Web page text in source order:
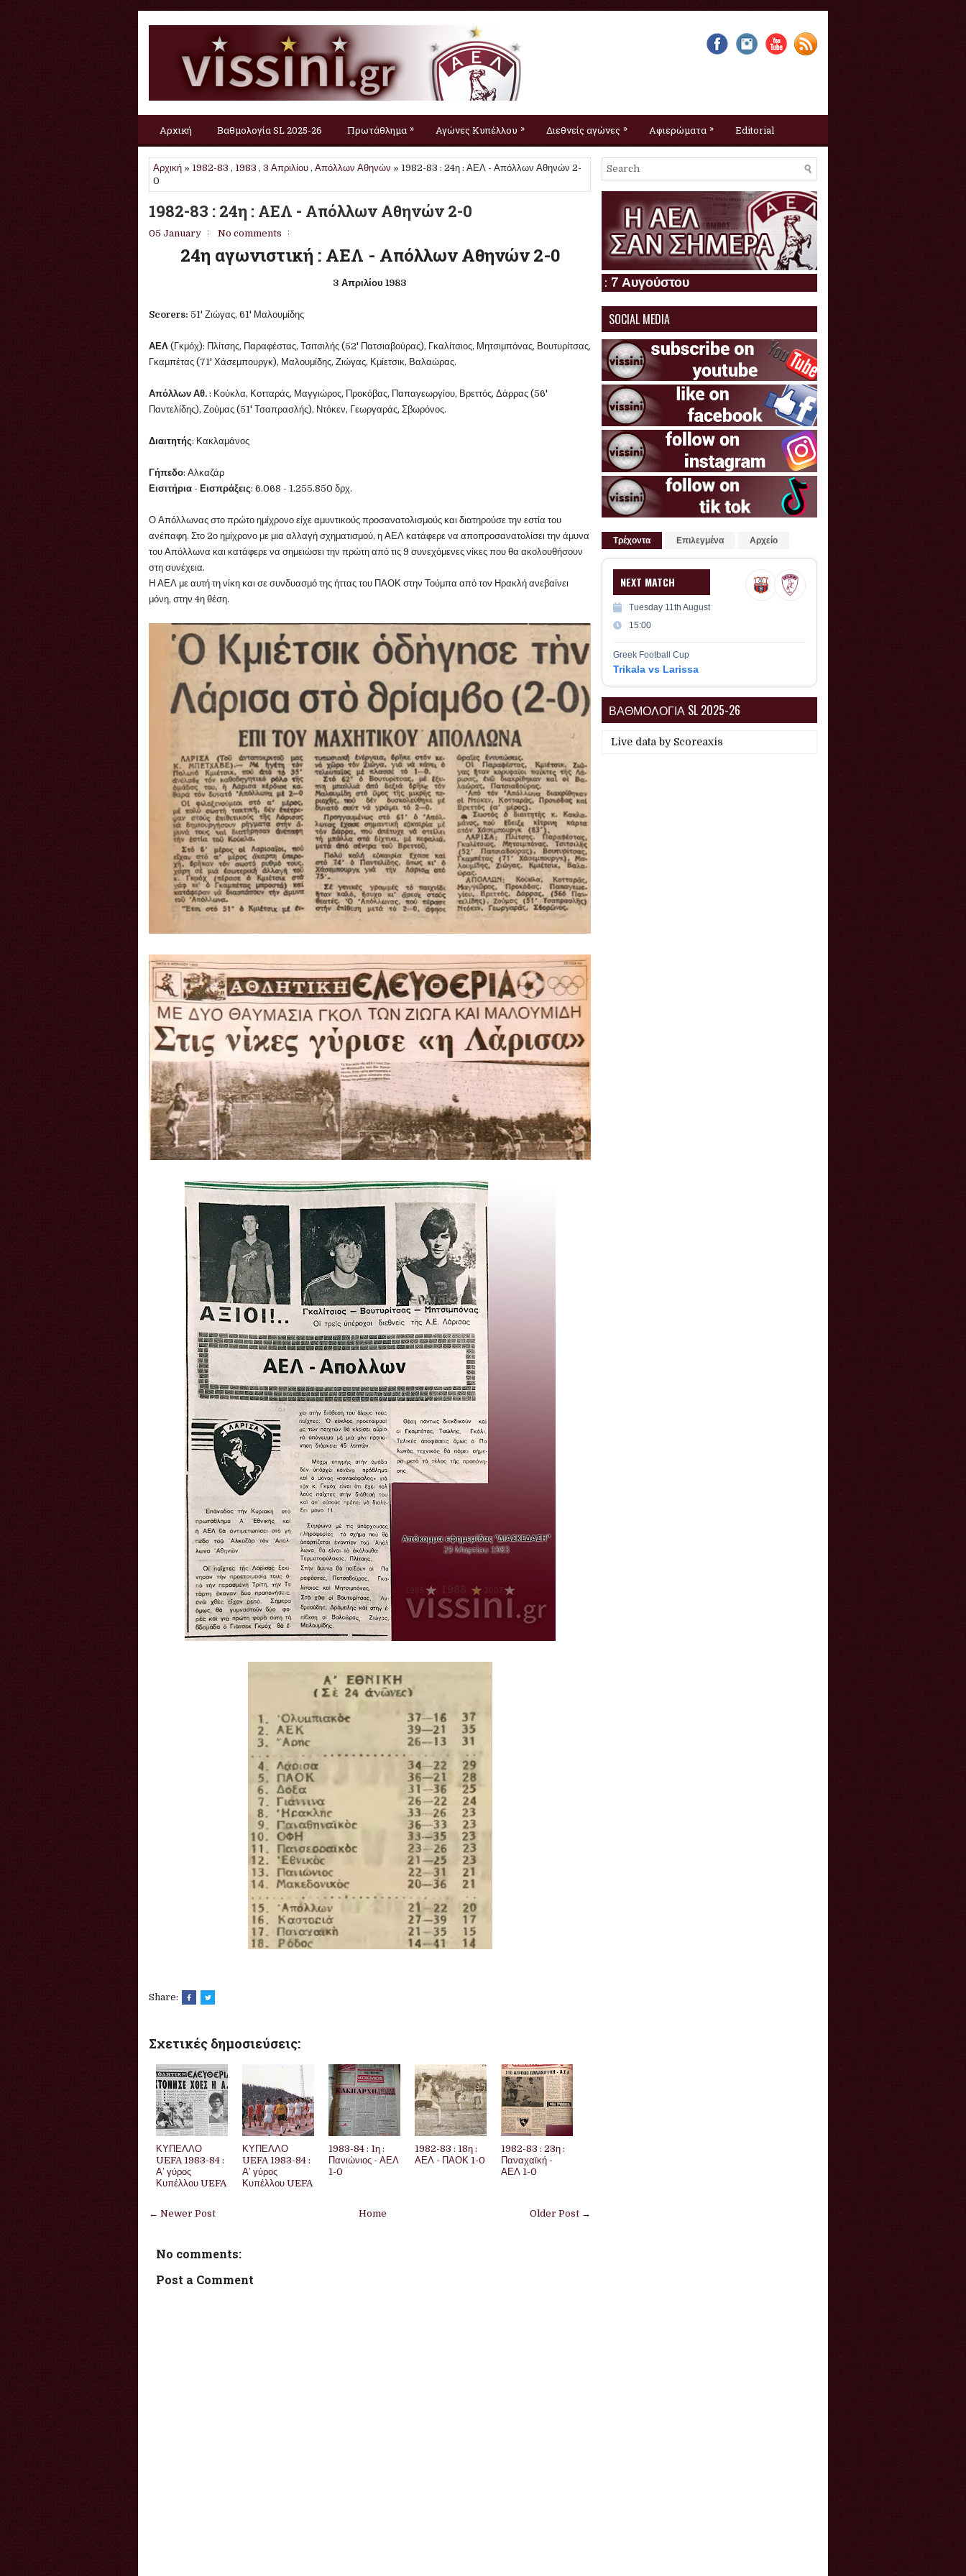
Αρχική Βαθμολογία SL 2025-26 Πρωτάθλημα » Αγώνες Κυπέλλου » Διεθνείς αγώνες » Αφιερώματα » Editorial
Αρχική » 1982-83 , 1983 , 3 Απριλίου , Απόλλων Αθηνών » 1982-83 : 24η : ΑΕΛ - Απόλλων Αθηνών 2-
0
1982-83 : 24η : ΑΕΛ - Απόλλων Αθηνών 2-0
05 January No comments
24η αγωνιστική : ΑΕΛ - Απόλλων Αθηνών 2-0
3 Απριλίου 1983
Scorers: 51' Ζιώγας, 61' Μαλουμίδης
ΑΕΛ (Γκμόχ): Πλίτσης, Παραφέστας, Τσιτσιλής (52' Πατσιαβούρας), Γκαλίτσιος, Μητσιμπόνας, Βουτυρίτσας,
Γκαμπέτας (71' Χάσεμπουργκ), Μαλουμίδης, Ζιώγας, Κμίετσικ, Βαλαώρας.
Απόλλων Αθ. : Κούκλα, Κοτταράς, Μαγγιώρος, Προκόβας, Παπαγεωργίου, Βρεττός, Δάρρας (56'
Παντελίδης), Ζούμας (51' Τσαπρασλής), Ντόκεν, Γεωργαράς, Σβωρόνος.
Διαιτητής: Κακλαμάνος
Γήπεδο: Αλκαζάρ
Εισιτήρια - Εισπράξεις: 6.068 - 1.255.850 δρχ.
Ο Απόλλωνας στο πρώτο ημίχρονο είχε αμυντικούς προσανατολισμούς και διατηρούσε την εστία του
ανέπαφη. Στο 2ο ημίχρονο με μια αλλαγή σχηματισμού, η ΑΕΛ κατάφερε να αποπροσανατολίσει την άμυνα
του Απόλλωνα και κατάφερε να σημειώσει την πρώτη από τις 9 συνεχόμενες νίκες που θα ακολουθήσουν
στη συνέχεια.
Η ΑΕΛ με αυτή τη νίκη και σε συνδυασμό της ήττας του ΠΑΟΚ στην Τούμπα από τον Ηρακλή ανεβαίνει
μόνη, στην 4η θέση.
Share:
Σχετικές δημοσιεύσεις:
ΚΥΠΕΛΛΟ
UEFA 1983-84 :
Α’ γύρος
Κυπέλλου UEFA
ΚΥΠΕΛΛΟ
UEFA 1983-84 :
Α’ γύρος
Κυπέλλου UEFA
1983-84 : 1η :
Πανιώνιος - ΑΕΛ
1-0
1982-83 : 18η :
ΑΕΛ - ΠΑΟΚ 1-0
1982-83 : 23η :
Παναχαϊκή -
ΑΕΛ 1-0
← Newer Post Older Post →
Home
No comments:
Post a Comment
SOCIAL MEDIA
Τρέχοντα Επιλεγμένα Αρχείο
NEXT MATCH
Tuesday 11th August
15:00
Greek Football Cup
Trikala vs Larissa
ΒΑΘΜΟΛΟΓΙΑ SL 2025-26
Live data by Scoreaxis